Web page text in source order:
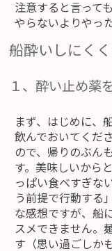
注意すると言って
やらないよりやっ
船酔いしにく
１、酔い止め薬
まず、はじめに、
飲んでおいてくだ
ので、帰りのぶん
す。美味しいから
っぱい食べすぎな
う前提で行動する
な感想ですが、船
スメできません。
す（思い過ごしか